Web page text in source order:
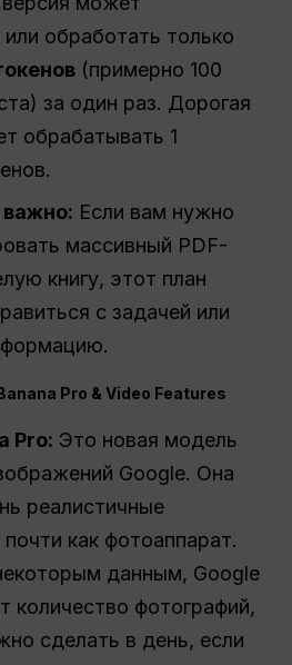
или обработать только
(примерно 100
за один раз. Дорогая
обрабатывать 1
Если вам нужно
массивный PDF-
книгу, этот план
с задачей или
Pro & Video Features
Pro: Это новая модель
Google. Она
реалистичные
как фотоаппарат.
данным, Google
количество фотографий,
сделать в день, если